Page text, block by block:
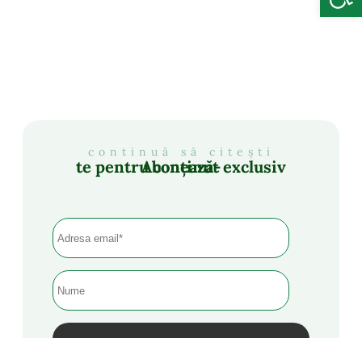
continuă să citești
Abonează-te pentru conținut exclusiv